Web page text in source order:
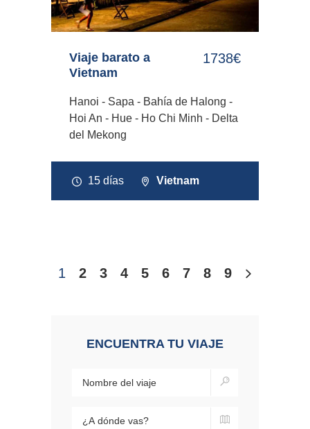
Viaje barato a
Vietnam
1738€
Hanoi - Sapa - Bahía de Halong -
Hoi An - Hue - Ho Chi Minh - Delta
del Mekong
15 días Vietnam
1 2 3 4 5 6 7 8 9
ENCUENTRA TU VIAJE